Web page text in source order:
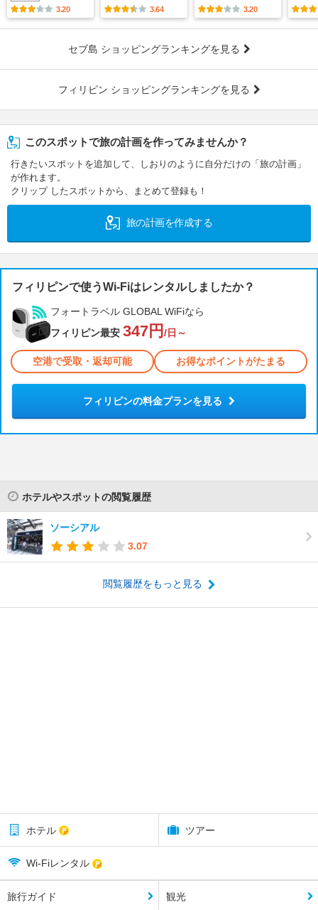
3.20
3.64
3.20
セブ島 ショッピングランキングを見る
フィリピン ショッピングランキングを見る
このスポットで旅の計画を作ってみませんか？
行きたいスポットを追加して、しおりのように自分だけの「旅の計画」
が作れます。
クリップ したスポットから、まとめて登録も！
旅の計画を作成する
フィリピンで使うWi-Fiはレンタルしましたか？
フォートラベル GLOBAL WiFiなら
フィリピン最安 347円 /日～
空港で受取・返却可能 お得なポイントがたまる
フィリピンの料金プランを見る
ホテルやスポットの閲覧履歴
ソーシアル
3.07
閲覧履歴をもっと見る
ホテル ツアー
Wi-Fiレンタル
旅行ガイド 観光